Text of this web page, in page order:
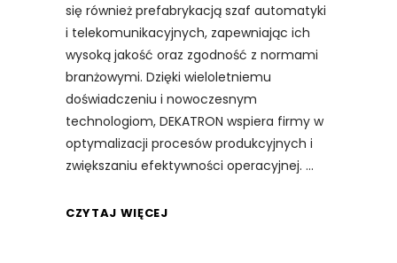
się również prefabrykacją szaf automatyki
i telekomunikacyjnych, zapewniając ich
wysoką jakość oraz zgodność z normami
branżowymi. Dzięki wieloletniemu
doświadczeniu i nowoczesnym
technologiom, DEKATRON wspiera firmy w
optymalizacji procesów produkcyjnych i
zwiększaniu efektywności operacyjnej.
CZYTAJ WIĘCEJ